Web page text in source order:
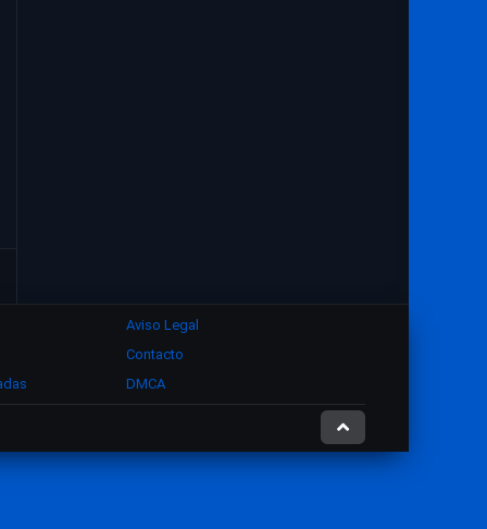
Aviso Legal
Contacto
DMCA